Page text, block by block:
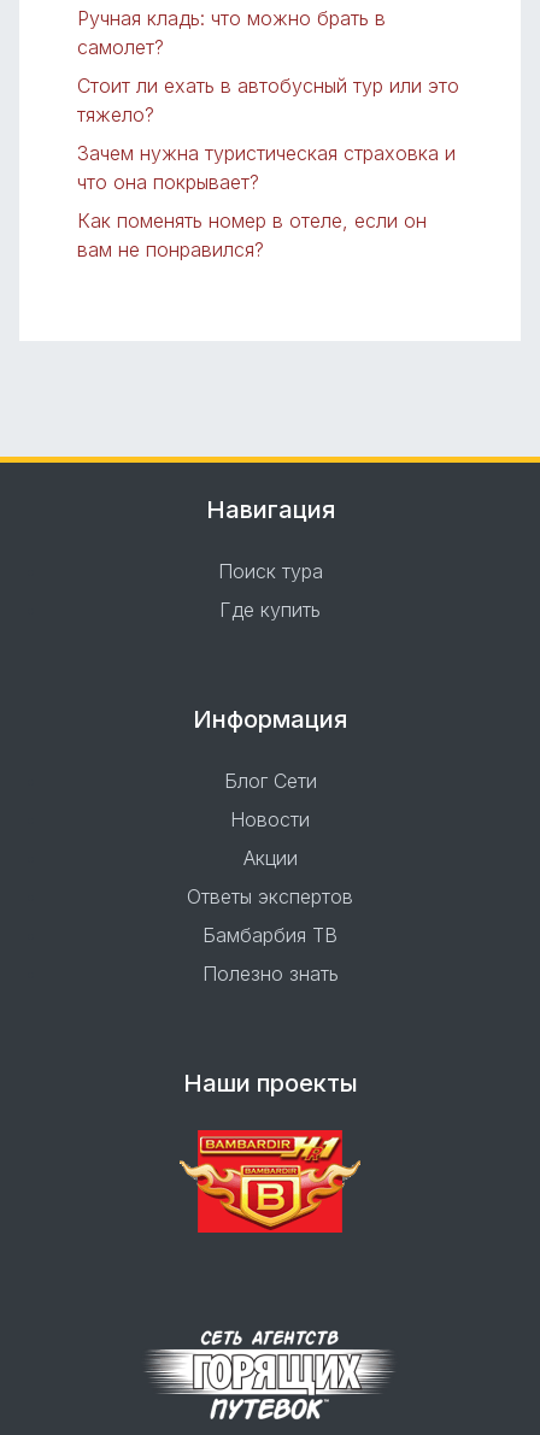
Ручная кладь: что можно брать в
самолет?
Стоит ли ехать в автобусный тур или это
тяжело?
Зачем нужна туристическая страховка и
что она покрывает?
Как поменять номер в отеле, если он
вам не понравился?
Навигация
Поиск тура
Где купить
Информация
Блог Сети
Новости
Акции
Ответы экспертов
Бамбарбия ТВ
Полезно знать
Наши проекты